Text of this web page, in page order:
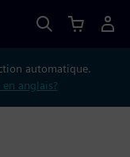
automatique.
anglais?